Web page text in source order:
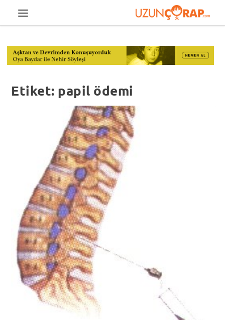
Etiket: papil ödemi